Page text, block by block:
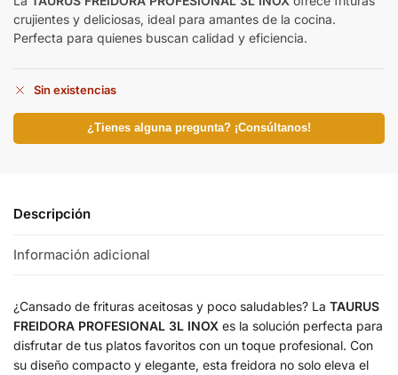
crujientes y deliciosas, ideal para amantes de la cocina.
Perfecta para quienes buscan calidad y eficiencia.
Sin existencias
¿Tienes alguna pregunta? ¡Consúltanos!
Descripción
Información adicional
¿Cansado de frituras aceitosas y poco saludables? La TAURUS
FREIDORA PROFESIONAL 3L INOX es la solución perfecta para
disfrutar de tus platos favoritos con un toque profesional. Con
su diseño compacto y elegante, esta freidora no solo eleva el